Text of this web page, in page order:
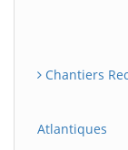
Chantiers
Atlantiques